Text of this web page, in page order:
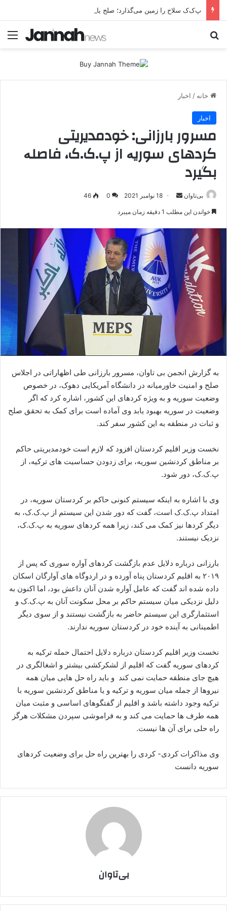
پ‌ک‌ک سلاح را زمین می‌گذارد؛ صلح یا تغییر زمین بازی؟
خانه / اخبار
اخبار
مسرور بارزانی: خودمدیریتی
کردهای سوریە از پ.ک.ک، فاصلە
بگیرد
بی‌تاوان
ر
ل
18 نوامبر 2021 0
46
خواندن این مطلب 1 دقیقه زمان میبرد
بە گزارش انجمن بی تاوان، مسرور بارزانی طی اظهاراتی در اجلاس
صلح و امنیت خاورمیانە در دانشگاه آمریکایی دهوک، در خصوص
وضعیت سوریە و بە ویژە کردهای این کشور، اشارە کرد کە اگر
وضعیت در سوریە بهبود یابد وی آمادە است برای کمک بە تحقق صلح
و ثبات در منطقە بە این کشور سفر کند.
نخست وزیر اقلیم کردستان افزود کە لازم است خودمدیریتی حاکم
بر مناطق کردنشین سوریە، برای زدودن حساسیت های ترکیه، از
پ.ک.ک، دور شود.
وی با اشارە بە اینکە سیستم کنونی حاکم بر کردستان سوریە، در
امتداد پ.ک.ک است، گفت کە دور شدن این سیستم از پ.ک.ک، بە
دیگر کردها نیز کمک می کند، زیرا همه کردهای سوریە بە پ.ک.ک،
نزدیک نیستند.
بارزانی دربارە دلایل عدم بازگشت کردهای آوارە سوری کە پس از
۲۰۱۹ بە اقلیم کردستان پناه آوردە و در اردوگاه های آوارگان اسکان
دادە شدە اند گفت کە عامل آوارە شدن آنان داعش بود، اما اکنون بە
دلیل نزدیکی میان سیستم حاکم بر محل سکونت آنان بە پ.ک.ک و
استثمارگری این سیستم حاضر بە بازگشت نیستند و از سوی دیگر
اطمینانی به آیندە خود در کردستان سوریە ندارند.
نخست وزیر اقلیم کردستان دربارە دلایل احتمال حملە ترکیه بە
کردهای سوریە گفت کە اقلیم از لشکرکشی بیشتر و اشغالگری در
هیچ جای منطقە حمایت نمی کند و باید راه حل هایی میان همه
نیروها از جملە میان سوریە و ترکیه و یا مناطق کردنشین سوریە با
ترکیه وجود داشتە باشد و اقلیم از گفتگوهای اساسی و مثبت میان
همه طرف ها حمایت می کند و بە فراموشی سپردن مشکلات هرگز
راه حلی برای آن ها نیست.
وی مذاکرات کردی- کردی را بهترین راه حل برای وضعیت کردهای
سوریە دانست
بی‌تاوان